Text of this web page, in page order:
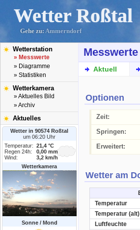
Wetter Roßtal
Gehe zu: Ammerndorf
Wetterstation
» Messwerte
» Diagramme
» Statistiken
Wetterkamera
» Aktuelles Bild
» Archiv
Aktuelles
Wetter in 90574 Roßtal
um 06:20 Uhr
Temperatur:
21,4 °C
Regen 24h:
0,00 mm
Wind:
3,2 km/h
Wetterkamera
Sonne / Mond
Messwerte
Aktuell
Optionen
Zeit:
Springen:
Erweitert:
Wetter am
Temperatur
Temperatur (alt)
Luftfeuchte